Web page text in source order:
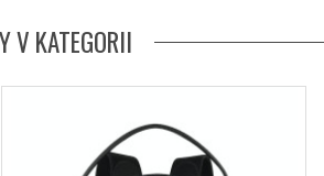
V KATEGORII